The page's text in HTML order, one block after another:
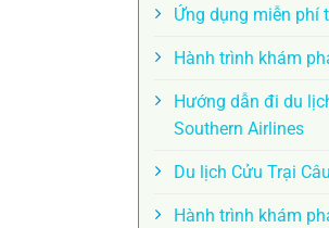
Ứng dụng miễn phí
Hành trình khám
Hướng dẫn đi du
Southern Airlines
Du lịch Cửu Trại
Hành trình khám